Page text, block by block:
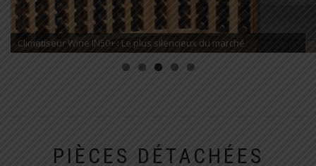
Climatiseur Wine IN50+ : Le plus silencieux du marché
PIÈCES DÉTACHÉES